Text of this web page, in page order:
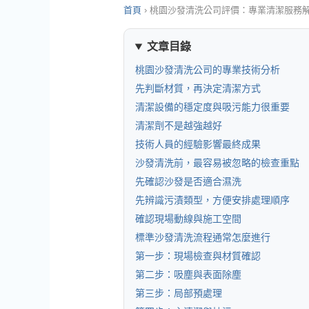
首頁 › 桃園沙發清洗公司評價：專業清潔服務
文章目錄
桃園沙發清洗公司的專業技術分析
先判斷材質，再決定清潔方式
清潔設備的穩定度與吸污能力很重要
清潔劑不是越強越好
技術人員的經驗影響最終成果
沙發清洗前，最容易被忽略的檢查重點
先確認沙發是否適合濕洗
先辨識污漬類型，方便安排處理順序
確認現場動線與施工空間
標準沙發清洗流程通常怎麼進行
第一步：現場檢查與材質確認
第二步：吸塵與表面除塵
第三步：局部預處理